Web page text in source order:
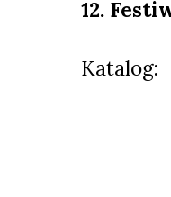
12.
Katalog: